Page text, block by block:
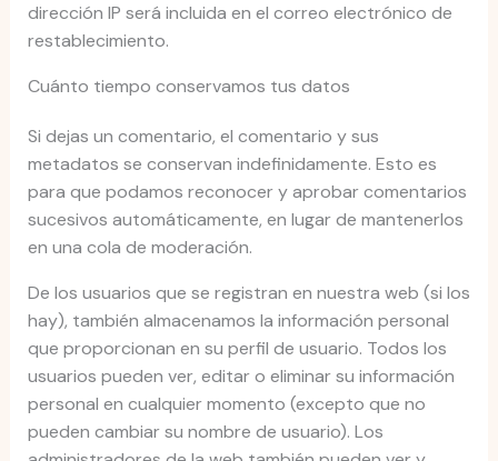
dirección IP será incluida en el correo electrónico de
restablecimiento.
Cuánto tiempo conservamos tus datos
Si dejas un comentario, el comentario y sus
metadatos se conservan indefinidamente. Esto es
para que podamos reconocer y aprobar comentarios
sucesivos automáticamente, en lugar de mantenerlos
en una cola de moderación.
De los usuarios que se registran en nuestra web (si los
hay), también almacenamos la información personal
que proporcionan en su perfil de usuario. Todos los
usuarios pueden ver, editar o eliminar su información
personal en cualquier momento (excepto que no
pueden cambiar su nombre de usuario). Los